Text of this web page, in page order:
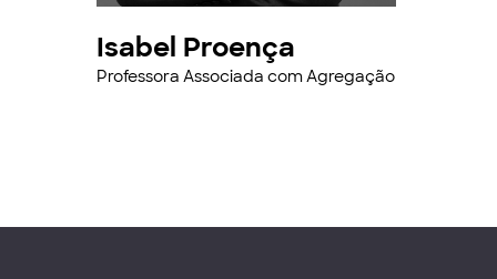
Isabel Proença
Professora Associada com Agregação